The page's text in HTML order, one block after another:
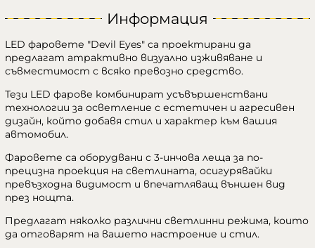
Информация
LED фаровете "Devil Eyes" са проектирани да
предлагат атрактивно визуално изживяване и
съвместимост с всяко превозно средство.
Тези LED фарове комбинират усъвършенствани
технологии за осветление с естетичен и агресивен
дизайн, който добавя стил и характер към вашия
автомобил.
Фаровете са оборудвани с 3-инчова леща за по-
прецизна проекция на светлината, осигурявайки
превъзходна видимост и впечатляващ външен вид
през нощта.
Предлагат няколко различни светлинни режима, които
да отговарят на вашето настроение и стил.